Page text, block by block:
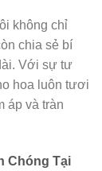
không chỉ
chia sẻ bí
Với sự tư
hoa luôn tươi
áp và tràn
Chóng Tại